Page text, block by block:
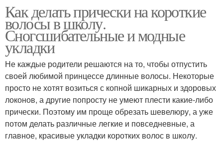
Как делать прически на короткие
волосы в школу.
Сногсшибательные и модные
укладки
Не каждые родители решаются на то, чтобы отпустить
своей любимой принцессе длинные волосы. Некоторые
просто не хотят возиться с копной шикарных и здоровых
локонов, а другие попросту не умеют плести какие-либо
прически. Поэтому им проще обрезать шевелюру, а уже
потом делать различные легкие и повседневные, а
главное, красивые укладки коротких волос в школу.